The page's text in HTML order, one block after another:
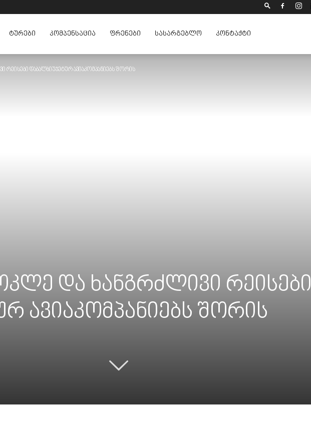
ᲢᲣᲠᲔᲑᲘ ᲙᲝᲛᲞᲔᲜᲡᲐᲪᲘᲐ ᲤᲠᲔᲜᲔᲑᲘ ᲡᲐᲡᲐᲠᲒᲔᲑᲚᲝ ᲙᲝᲜᲢᲐᲥᲢᲘ
რეისები დაბალბიუჯეტურ ავიაკომპანიებს შორის
და ხანგრძლივი რეისები
ავიაკომპანიებს შორის